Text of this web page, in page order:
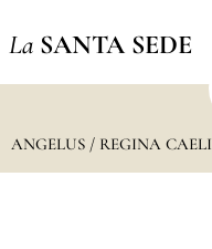
La SANTA SEDE
ANGELUS / REGINA CAELI